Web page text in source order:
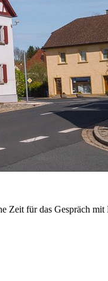
Zeit für das Gespräch mit